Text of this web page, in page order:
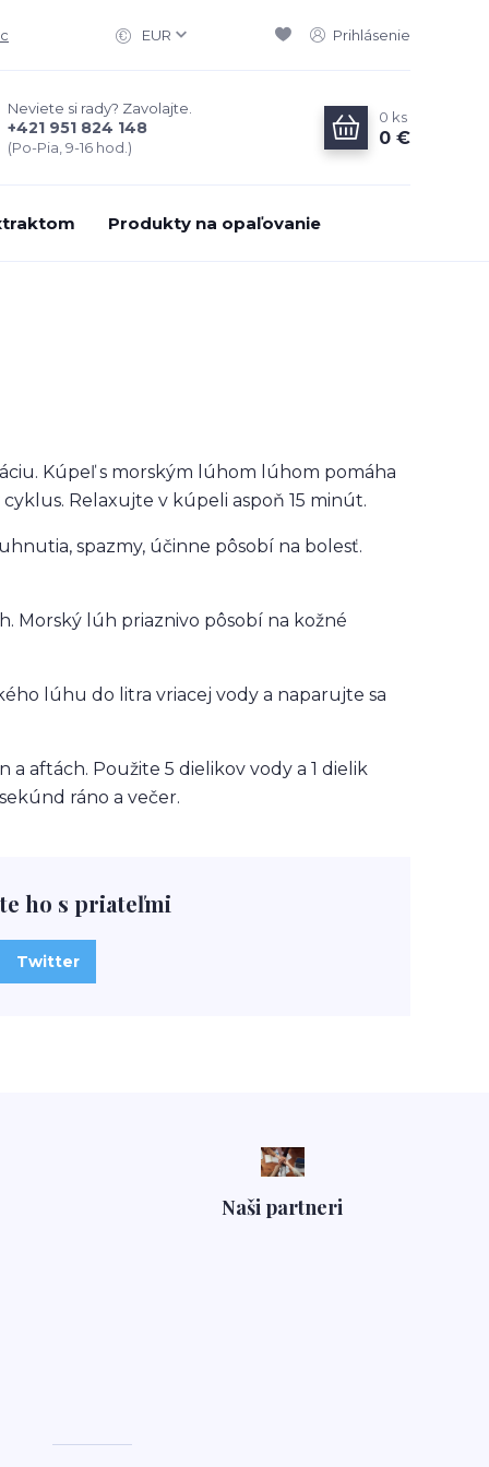
EUR Prihlásenie
Neviete si rady? Zavolajte.
+421 951 824 148
(Po-Pia, 9-16 hod.)
0 ks
0 €
Produkty na opaľovanie
Kúpeľ s morským lúhom lúhom pomáha
Relaxujte v kúpeli aspoň 15 minút.
spazmy, účinne pôsobí na bolesť.
Morský lúh priaznivo pôsobí na kožné
lúhu do litra vriacej vody a naparujte sa
aftách. Použite 5 dielikov vody a 1 dielik
ráno a večer.
ho s priateľmi
Twitter
Naši partneri